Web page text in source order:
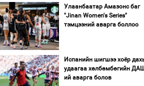
Улаанбаатар Амазонс баг
"Jinan Women's Series"
тэмцээний аварга боллоо
Испанийн шигшээ хоёр
удаагаа хөлбөмбөгийн
ий аварга болов